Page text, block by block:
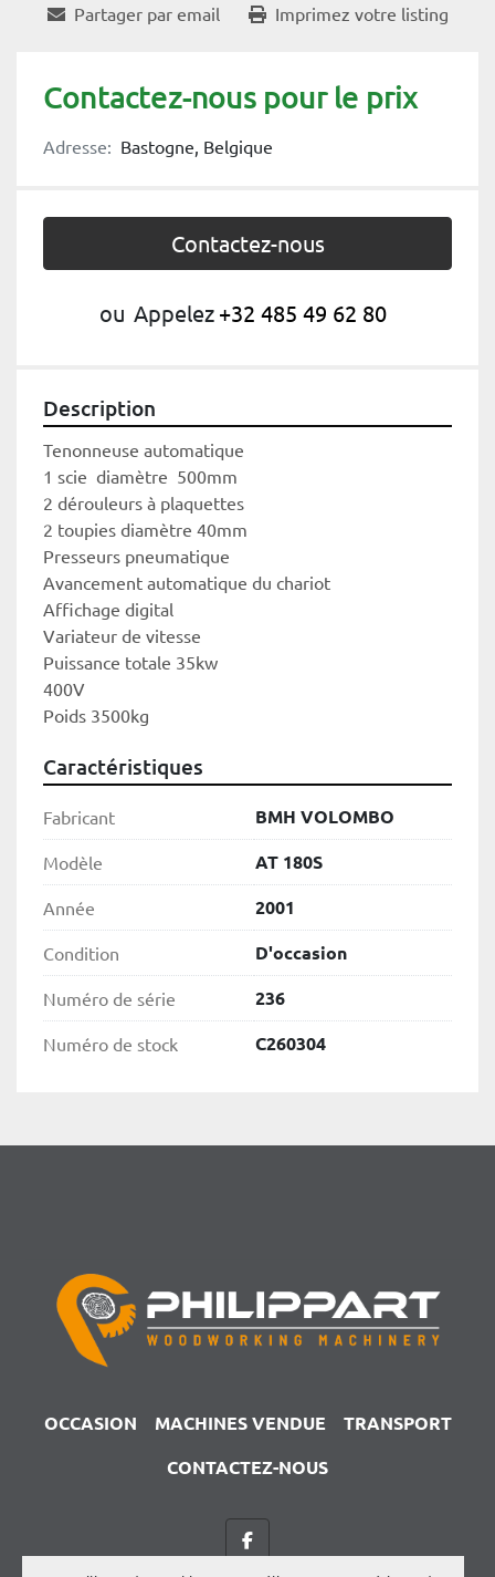
Partager par email Imprimez votre listing
Contactez-nous pour le prix
Adresse: Bastogne, Belgique
Contactez-nous
ou Appelez +32 485 49 62 80
Description
Tenonneuse automatique
1 scie  diamètre  500mm
2 dérouleurs à plaquettes
2 toupies diamètre 40mm
Presseurs pneumatique
Avancement automatique du chariot
Affichage digital
Variateur de vitesse
Puissance totale 35kw
400V
Poids 3500kg
Caractéristiques
Fabricant BMH VOLOMBO
Modèle AT 180S
Année 2001
Condition D'occasion
Numéro de série 236
Numéro de stock C260304
OCCASION MACHINES VENDUE
TRANSPORT
CONTACTEZ-NOUS
facebook